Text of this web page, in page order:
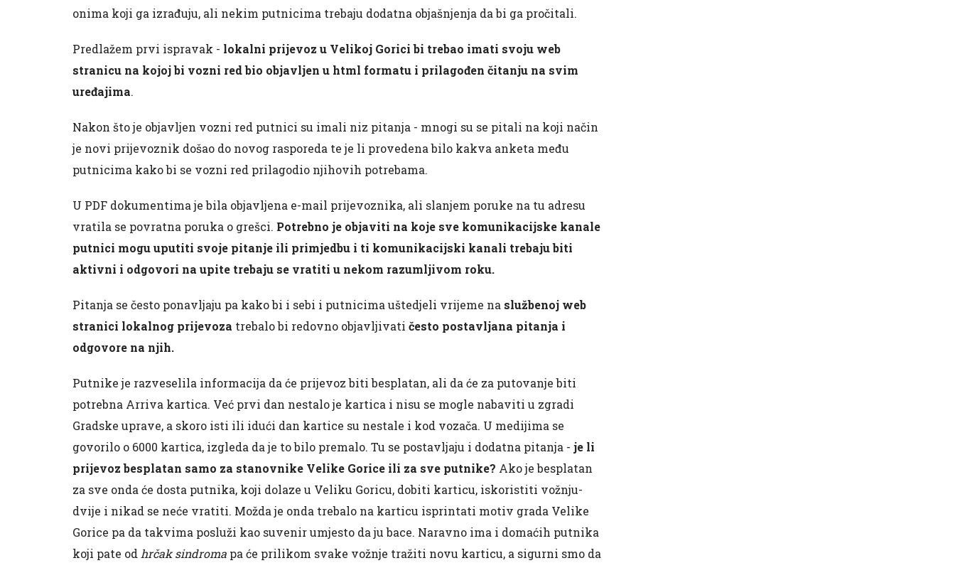
onima koji ga izrađuju, ali nekim putnicima trebaju dodatna objašnjenja da bi ga pročitali.
Predlažem prvi ispravak - lokalni prijevoz u Velikoj Gorici bi trebao imati svoju web
stranicu na kojoj bi vozni red bio objavljen u html formatu i prilagođen čitanju na svim
uređajima.
Nakon što je objavljen vozni red putnici su imali niz pitanja - mnogi su se pitali na koji način
je novi prijevoznik došao do novog rasporeda te je li provedena bilo kakva anketa među
putnicima kako bi se vozni red prilagodio njihovih potrebama.
U PDF dokumentima je bila objavljena e-mail prijevoznika, ali slanjem poruke na tu adresu
vratila se povratna poruka o grešci. Potrebno je objaviti na koje sve komunikacijske kanale
putnici mogu uputiti svoje pitanje ili primjedbu i ti komunikacijski kanali trebaju biti
aktivni i odgovori na upite trebaju se vratiti u nekom razumljivom roku.
Pitanja se često ponavljaju pa kako bi i sebi i putnicima uštedjeli vrijeme na službenoj web
stranici lokalnog prijevoza trebalo bi redovno objavljivati često postavljana pitanja i
odgovore na njih.
Putnike je razveselila informacija da će prijevoz biti besplatan, ali da će za putovanje biti
potrebna Arriva kartica. Već prvi dan nestalo je kartica i nisu se mogle nabaviti u zgradi
Gradske uprave, a skoro isti ili idući dan kartice su nestale i kod vozača. U medijima se
govorilo o 6000 kartica, izgleda da je to bilo premalo. Tu se postavljaju i dodatna pitanja - je li
prijevoz besplatan samo za stanovnike Velike Gorice ili za sve putnike? Ako je besplatan
za sve onda će dosta putnika, koji dolaze u Veliku Goricu, dobiti karticu, iskoristiti vožnju-
dvije i nikad se neće vratiti. Možda je onda trebalo na karticu isprintati motiv grada Velike
Gorice pa da takvima posluži kao suvenir umjesto da ju bace. Naravno ima i domaćih putnika
koji pate od hrčak sindroma pa će prilikom svake vožnje tražiti novu karticu, a sigurni smo da